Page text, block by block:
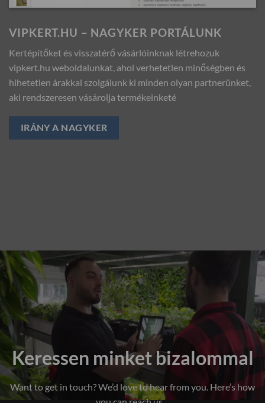
VIPKERT.HU – NAGYKER PORTÁLUNK
Kertépítőket és visszatérő vásárlóinknak létrehozuk
vipkert.hu weboldalunkat, ahol verhetetlen minőségben és
hihetetlen árakkal szolgálunk ki minden olyan partnerünket,
aki rendszeresen vásárolja termékeinketé
IRÁNY A NAGYKER
Keressen minket bizalommal
Want to get in touch? We’d love to hear from you. Here’s how